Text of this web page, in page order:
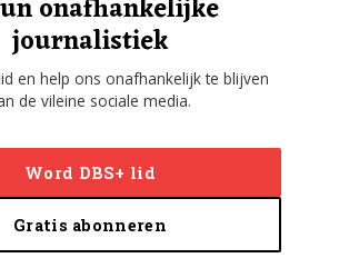
onafhankelijke
journalistiek
en help ons onafhankelijk te blijven
de vileine sociale media.
Word DBS+ lid
Gratis abonneren